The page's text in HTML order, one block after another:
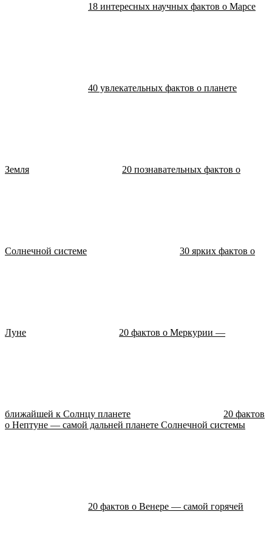
18 интересных научных фактов о Марсе
40 увлекательных фактов о планете
Земля 20 познавательных фактов о
Солнечной системе 30 ярких фактов о
Луне 20 фактов о Меркурии —
ближайшей к Солнцу планете
20 фактов
о Нептуне — самой дальней планете Солнечной системы
20 фактов о Венере — самой горячей